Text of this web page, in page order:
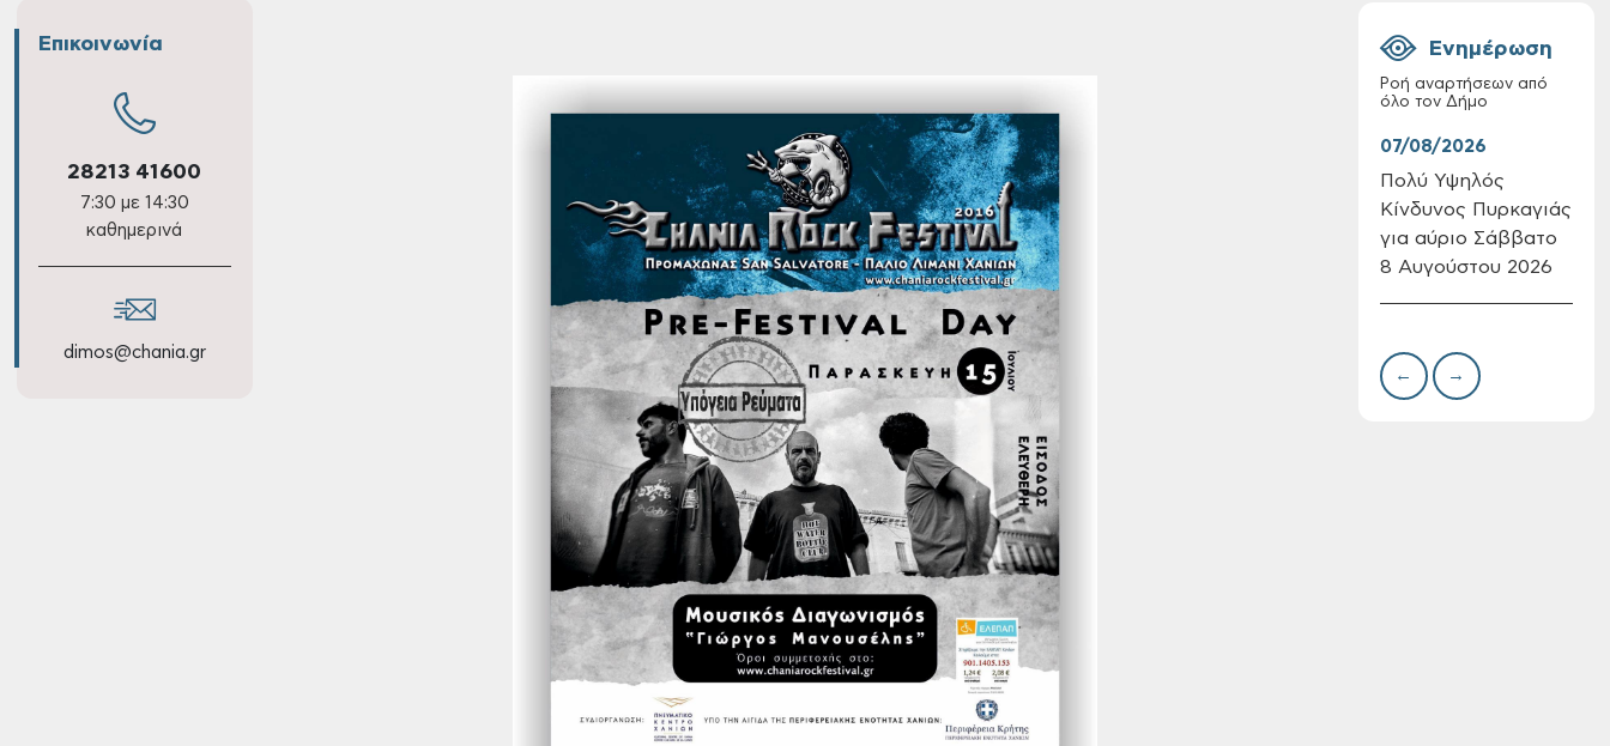
Επικοινωνία
28213 41600
7:30 με 14:30
καθημερινά
dimos@chania.gr
Επαναλειτουργία
του συστήματος
SeaTrac στην
Ενημέρωση
Ροή αναρτήσεων από
όλο τον Δήμο
07/08/2026
Πολύ Υψηλός
Κίνδυνος Πυρκαγιάς
για αύριο Σάββατο
8 Αυγούστου 2026
← →